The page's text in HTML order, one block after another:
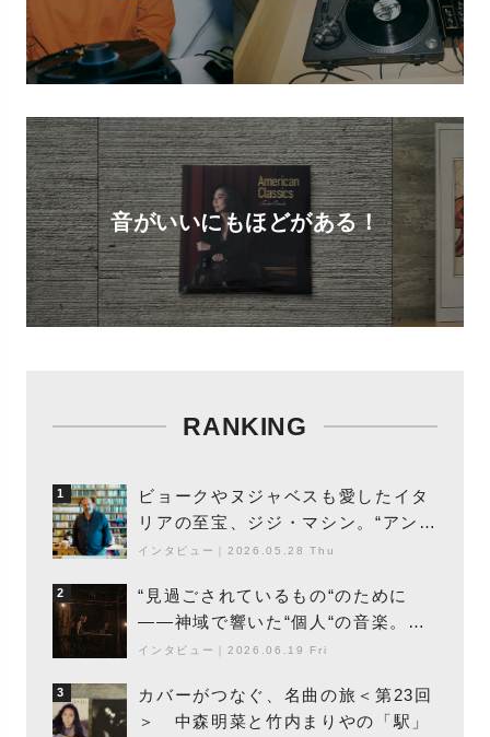
音がいいにもほどがある！
RANKING
1
ビョークやヌジャベスも愛したイタ
リアの至宝、ジジ・マシン。“アンビ
エントの巨匠”が明かす創作の原点
インタビュー 2026.05.28 Thu
2
“見過ごされているもの“のために
――神域で響いた“個人“の音楽。冥
丁の『赤城 夜神楽』をレポート
インタビュー 2026.06.19 Fri
3
カバーがつなぐ、名曲の旅＜第23回
＞ 中森明菜と竹内まりやの「駅」